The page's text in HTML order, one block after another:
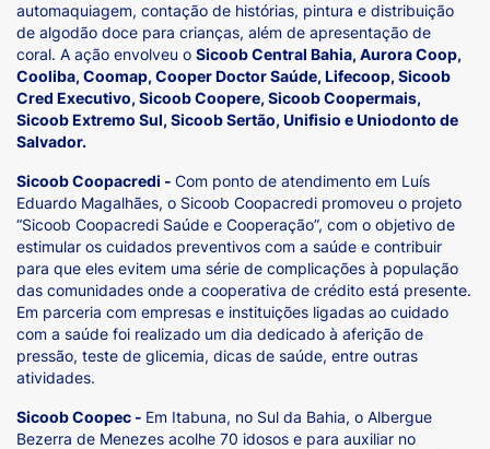
automaquiagem, contação de histórias, pintura e distribuição
de algodão doce para crianças, além de apresentação de
coral. A ação envolveu o Sicoob Central Bahia, Aurora Coop,
Cooliba, Coomap, Cooper Doctor Saúde, Lifecoop, Sicoob
Cred Executivo, Sicoob Coopere, Sicoob Coopermais,
Sicoob Extremo Sul, Sicoob Sertão, Unifisio e Uniodonto de
Salvador.
Sicoob Coopacredi - Com ponto de atendimento em Luís
Eduardo Magalhães, o Sicoob Coopacredi promoveu o projeto
“Sicoob Coopacredi Saúde e Cooperação”, com o objetivo de
estimular os cuidados preventivos com a saúde e contribuir
para que eles evitem uma série de complicações à população
das comunidades onde a cooperativa de crédito está presente.
Em parceria com empresas e instituições ligadas ao cuidado
com a saúde foi realizado um dia dedicado à aferição de
pressão, teste de glicemia, dicas de saúde, entre outras
atividades.
Sicoob Coopec - Em Itabuna, no Sul da Bahia, o Albergue
Bezerra de Menezes acolhe 70 idosos e para auxiliar no